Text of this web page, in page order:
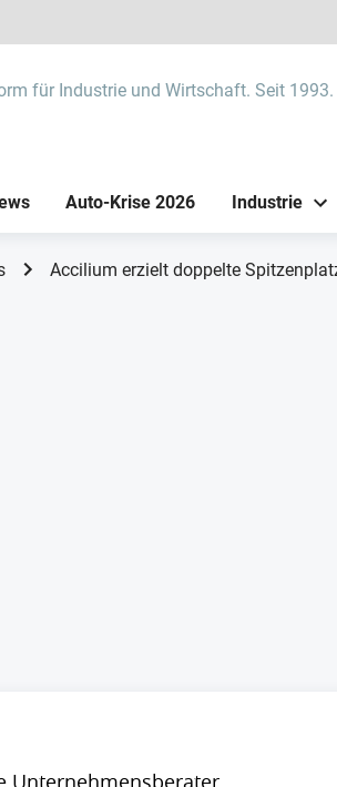
für Industrie und Wirtschaft. Seit 1993.
Auto-Krise 2026 Industrie
Accilium erzielt doppelte
Unternehmensberater